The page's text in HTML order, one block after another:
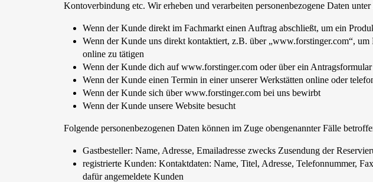
Kontoverbindung etc. Wir erheben und verarbeiten personenbezogene Daten
Wenn der Kunde direkt im Fachmarkt einen Auftrag abschließt, um ein
Wenn der Kunde uns direkt kontaktiert, z.B. über „www.forstinger.com“,
online zu tätigen
Wenn der Kunde dich auf www.forstinger.com oder über ein
Wenn der Kunde einen Termin in einer unserer Werkstätten online oder
Wenn der Kunde sich über www.forstinger.com bei uns bewirbt
Wenn der Kunde unsere Website besucht
Folgende personenbezogenen Daten können im Zuge obengenannter Fälle
Gastbesteller: Name, Adresse, Emailadresse zwecks Zusendung der
registrierte Kunden: Kontaktdaten: Name, Titel, Adresse, Telefonnummer,
dafür angemeldete Kunden